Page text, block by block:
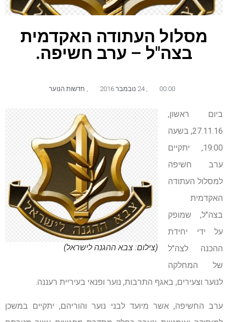
מסלול העתודה האקדמית
בצה"ל – ערב חשיפה.
00:00 24 נובמבר 2016 חדשות הנוער
(צילום: צבא ההגנה לישראל)
ביום ראשון,
27.11.16, בשעה
19:00, יתקיים
ערב חשיפה
למסלול העתודה
האקדמית
בצה"ל, שמופק
על ידי יחידת
ההכנה לצה"ל
של המחלקה
לנוער וצעירים, באגף התרבות, נוער ופנאי בעיריית רעננה.
ערב החשיפה, אשר מיועד לבני נוער והוריהם, יתקיים במשכן